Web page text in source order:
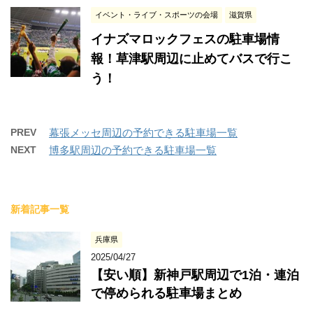
イベント・ライブ・スポーツの会場 滋賀県
イナズマロックフェスの駐車場情
報！草津駅周辺に止めてバスで行こ
う！
PREV 幕張メッセ周辺の予約できる駐車場一覧
NEXT 博多駅周辺の予約できる駐車場一覧
新着記事一覧
兵庫県
2025/04/27
【安い順】新神戸駅周辺で1泊・連泊
で停められる駐車場まとめ